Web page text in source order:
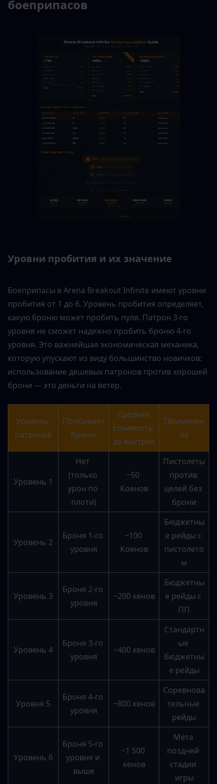
боеприпасов
Уровни пробития и их значение
Боеприпасы в Arena Breakout Infinite имеют уровни
пробития от 1 до 6. Уровень пробития определяет,
какую броню может пробить пуля. Патрон 3-го
уровня не сможет надежно пробить броню 4-го
уровня. Это важнейшая экономическая механика,
которую упускают из виду большинство новичков:
использование дешевых патронов против хорошей
брони — это деньги на ветер.
Уровень
патронов
Пробивает
броню
Средняя
стоимость
за выстрел
Применен
ие
Уровень 1
Нет
(только
урон по
плоти)
~50
Коенов
Пистолеты
против
целей без
брони
Уровень 2
Броня 1-го
уровня
~100
Коенов
Бюджетны
е рейды с
пистолето
м
Уровень 3
Броня 2-го
уровня
~200 кенов
Бюджетны
е рейды с
ПП
Уровень 4
Броня 3-го
уровня
~400 кенов
Стандартн
ые
бюджетны
е рейды
Уровня 5
Броня 4-го
уровня
~800 кенов
Соревнова
тельные
рейды
Уровень 6
Броня 5-го
уровня и
выше
~1 500
кенов
Мета
поздней
стадии
игры